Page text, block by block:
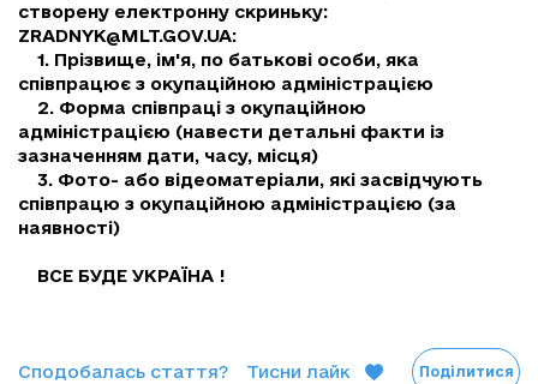
створену електронну скриньку:
ZRADNYK@MLT.GOV.UA:
1. Прізвище, ім'я, по батькові особи, яка
співпрацює з окупаційною адміністрацією
2. Форма співпраці з окупаційною
адміністрацією (навести детальні факти із
зазначенням дати, часу, місця)
3. Фото- або відеоматеріали, які засвідчують
співпрацю з окупаційною адміністрацією (за
наявності)
ВСЕ БУДЕ УКРАЇНА !
Сподобалась стаття? Тисни лайк Поділитися